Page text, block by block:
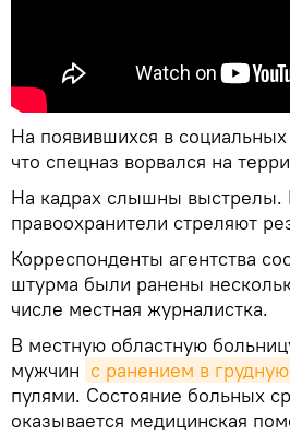
На появившихся в
что спецназ ворвался на
На кадрах слышны выстрелы.
правоохранители стреляют
Корреспонденты агентства
штурма были ранены
числе местная журналистка.
В местную областную
мужчин с ранением в
пулями. Состояние больных
оказывается медицинская